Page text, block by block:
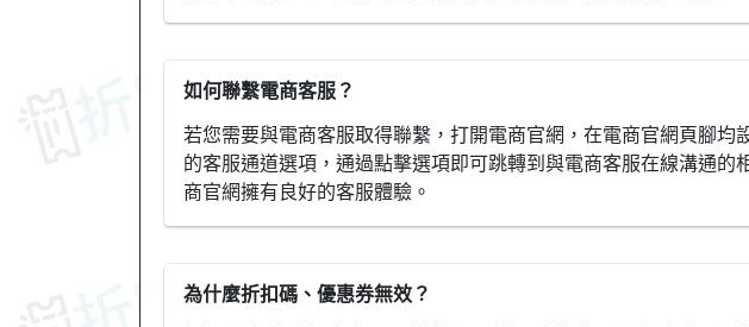
如何聯繫電商客服？
若您需要與電商客服取得聯繫，打開電商官網，在電商官網頁腳均
的客服通道選項，通過點擊選項即可跳轉到與電商客服在線溝通的
商官網擁有良好的客服體驗。
為什麼折扣碼、優惠券無效？